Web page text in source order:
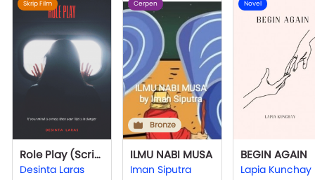
Skrip Film
Role Play (Script)
Desinta Laras
Cerpen
Bronze
ILMU NABI MUSA
Iman Siputra
Novel
BEGIN AGAIN
Lapia Kunchay